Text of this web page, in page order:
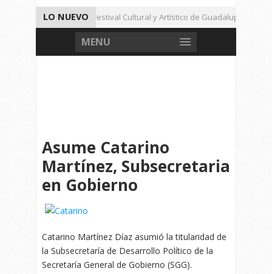
LO NUEVO
Un Cierre Exitoso Festival Cultural y Artístico de Guadalupe 2026
Llama Ulises Mejía a Cerrar Filas Con La Presidenta Sheinbaum
MENU
Asume Catarino
Martínez, Subsecretaria
en Gobierno
Catarino Martínez Díaz asumió la titularidad de
la Subsecretaría de Desarrollo Político de la
Secretaría General de Gobierno (SGG).